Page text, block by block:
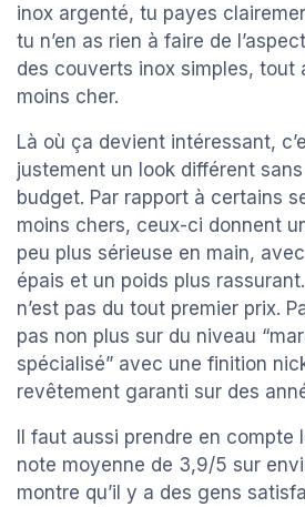
inox argenté, tu payes
tu n’en as rien à faire de
des couverts inox simples, tout
moins cher.
Là où ça devient intéressant,
justement un look différent
budget. Par rapport à certains
moins chers, ceux-ci donnent
peu plus sérieuse en main,
épais et un poids plus
n’est pas du tout premier prix.
pas non plus sur du niveau
spécialisé” avec une finition
revêtement garanti sur des
Il faut aussi prendre en compte
note moyenne de 3,9/5 sur
montre qu’il y a des gens